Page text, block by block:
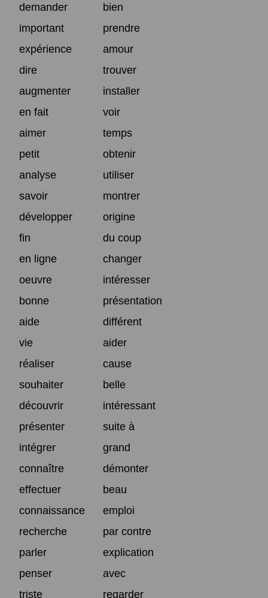
demander
bien
important
prendre
expérience
amour
dire
trouver
augmenter
installer
en fait
voir
aimer
temps
petit
obtenir
analyse
utiliser
savoir
montrer
développer
origine
fin
du coup
en ligne
changer
oeuvre
intéresser
bonne
présentation
aide
différent
vie
aider
réaliser
cause
souhaiter
belle
découvrir
intéressant
présenter
suite à
intégrer
grand
connaître
démonter
effectuer
beau
connaissance
emploi
recherche
par contre
parler
explication
penser
avec
triste
regarder